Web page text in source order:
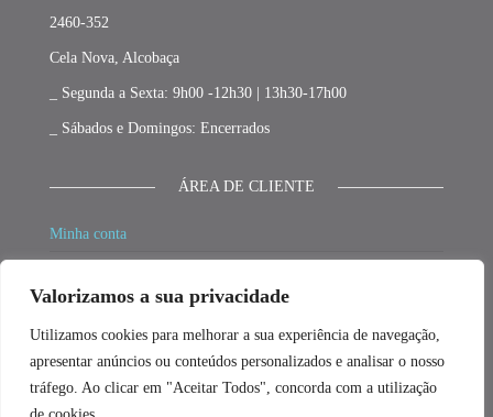
Valorizamos a sua privacidade
Utilizamos cookies para melhorar a sua experiência de navegação,
apresentar anúncios ou conteúdos personalizados e analisar o nosso
tráfego. Ao clicar em "Aceitar Todos", concorda com a utilização
2460-352
Cela Nova, Alcobaça
_ Segunda a Sexta: 9h00 -12h30 | 13h30-17h00
_ Sábados e Domingos: Encerrados
ÁREA DE CLIENTE
Minha conta
Finalizar compras
Promoções